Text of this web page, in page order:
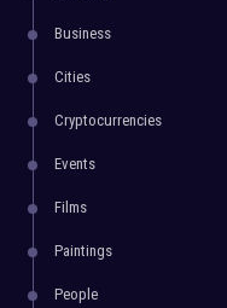
Business
Cities
Cryptocurrencies
Events
Films
Paintings
People